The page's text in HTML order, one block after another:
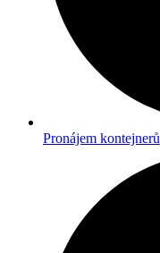
Pronájem kontejnerů